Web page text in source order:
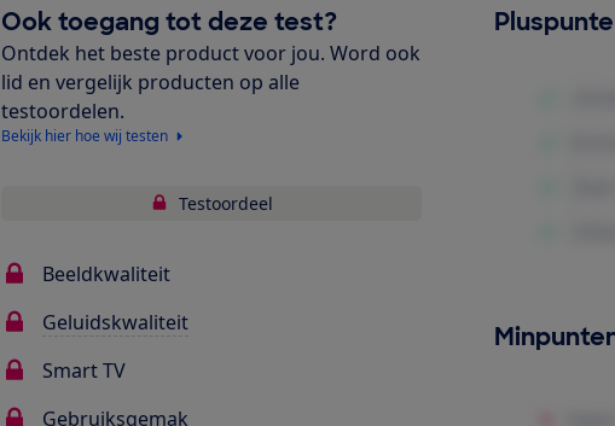
Ook toegang tot deze test?
Ontdek het beste product voor jou. Word ook
lid en vergelijk producten op alle
testoordelen.
Bekijk hier hoe wij testen
Testoordeel
Beeldkwaliteit
Geluidskwaliteit
Smart TV
Gebruiksgemak